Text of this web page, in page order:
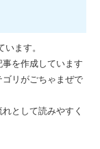
ます。
を作成しています
リがごちゃまぜで
として読みやすく